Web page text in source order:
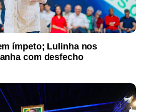
ímpeto; Lulinha nos
com desfecho